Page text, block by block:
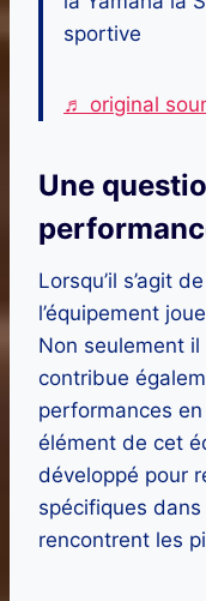
sportive
♬ original
Une
Lorsqu’il s’agit
l’équipement
Non seulement
contribue
performances
élément de cet
développé pour
spécifiques
rencontrent les